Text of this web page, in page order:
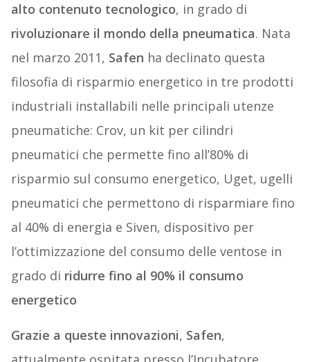
alto contenuto tecnologico, in grado di
rivoluzionare il mondo della pneumatica. Nata
nel marzo 2011, Safen ha declinato questa
filosofia di risparmio energetico in tre prodotti
industriali installabili nelle principali utenze
pneumatiche: Crov, un kit per cilindri
pneumatici che permette fino all’80% di
risparmio sul consumo energetico, Uget, ugelli
pneumatici che permettono di risparmiare fino
al 40% di energia e Siven, dispositivo per
l’ottimizzazione del consumo delle ventose in
grado di ridurre fino al 90% il consumo
energetico
Grazie a queste innovazioni, Safen,